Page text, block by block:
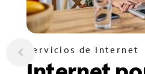
Servicios de Internet